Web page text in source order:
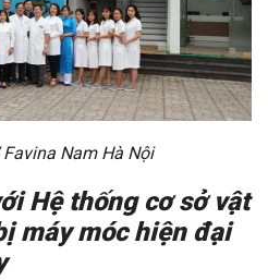
Nam Hà Nội
Hệ thống cơ sở vật
máy móc hiện đại